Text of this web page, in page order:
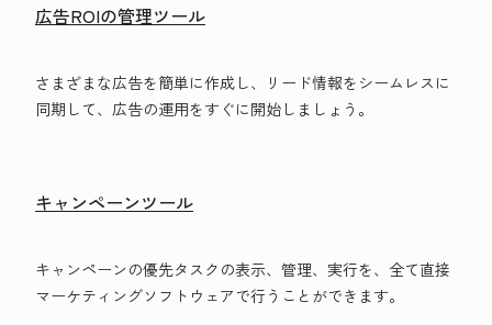
広告ROIの管理ツール
さまざまな広告を簡単に作成し、リード情報をシームレスに
同期して、広告の運用をすぐに開始しましょう。
キャンペーンツール
キャンペーンの優先タスクの表示、管理、実行を、全て直接
マーケティングソフトウェアで行うことができます。